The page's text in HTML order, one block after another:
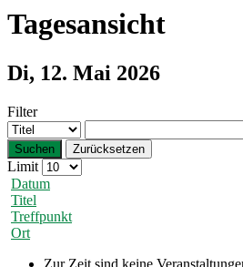
Tagesansicht
Di, 12. Mai 2026
Filter
Suchen Zurücksetzen
Limit
Datum
Titel
Treffpunkt
Ort
Zur Zeit sind keine